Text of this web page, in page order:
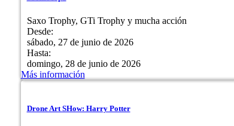
Saxo Trophy, GTi Trophy y mucha acción
Desde:
sábado, 27 de junio de 2026
Hasta:
domingo, 28 de junio de 2026
Más información
Drone Art SHow: Harry Potter